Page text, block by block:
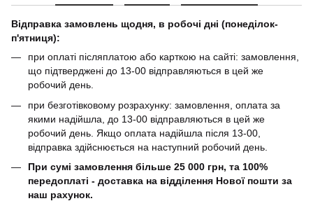
Відправка замовлень щодня, в робочі дні (понеділок-
п'ятниця):
при оплаті післяплатою або карткою на сайті: замовлення,
що підтверджені до 13-00 відправляються в цей же
робочий день.
при безготівковому розрахунку: замовлення, оплата за
якими надійшла, до 13-00 відправляються в цей же
робочий день. Якщо оплата надійшла після 13-00,
відправка здійснюється на наступний робочий день.
При сумі замовлення більше 25 000 грн, та 100%
передоплаті - доставка на відділення Нової пошти за
наш рахунок.